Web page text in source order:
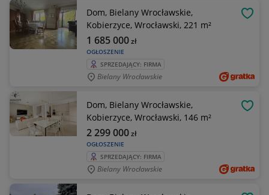
Dom, Bielany Wrocławskie,
Kobierzyce, Wrocławski, 221 m²
OGŁOSZENIE
1 685 000zł
SPRZEDAJĄCY: FIRMA
Bielany Wrocławskie
Dom, Bielany Wrocławskie,
Kobierzyce, Wrocławski, 146 m²
OGŁOSZENIE
2 299 000zł
SPRZEDAJĄCY: FIRMA
Bielany Wrocławskie